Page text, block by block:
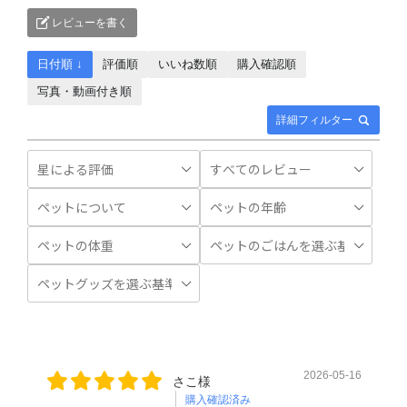
レビューを書く
詳細フィルター
日付順 ↓ 評価順 いいね数順
購入確認順
写真・動画付き順
さこ様
購入確認済み
2026-05-16